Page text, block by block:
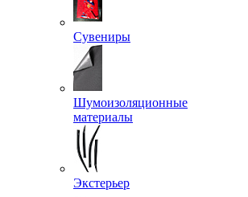
Сувениры
Шумоизоляционные
материалы
Экстерьер